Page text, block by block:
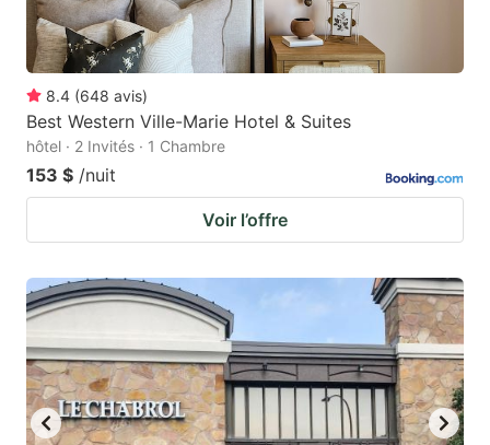
8.4 (648 avis)
Best Western Ville-Marie Hotel & Suites
hôtel · 2 Invités · 1 Chambre
153 $ /nuit
Voir l’offre